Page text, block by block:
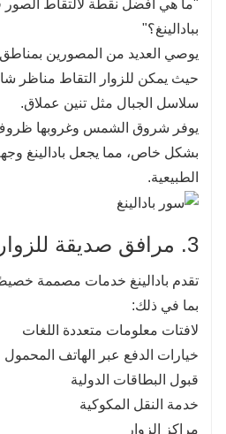
"ما هي أفضل نقطة لالتقاط
ببادالينغ؟"
يوصي العديد من المصورين بمناطق
حيث يمكن للزوار التقاط مناظر
سلاسل الجبال مثل تنين عملاق.
يوفر شروق الشمس وغروبها ظروف
بشكل خاص، مما يجعل بادالينغ
الطبيعية.
3. مرافق صديقة للزوار
تقدم بادالينغ خدمات مصممة
بما في ذلك:
لافتات معلومات متعددة اللغات
خيارات الدفع عبر الهاتف المحمول
قبول البطاقات الدولية
خدمة النقل المكوكية
مراكز الزوار